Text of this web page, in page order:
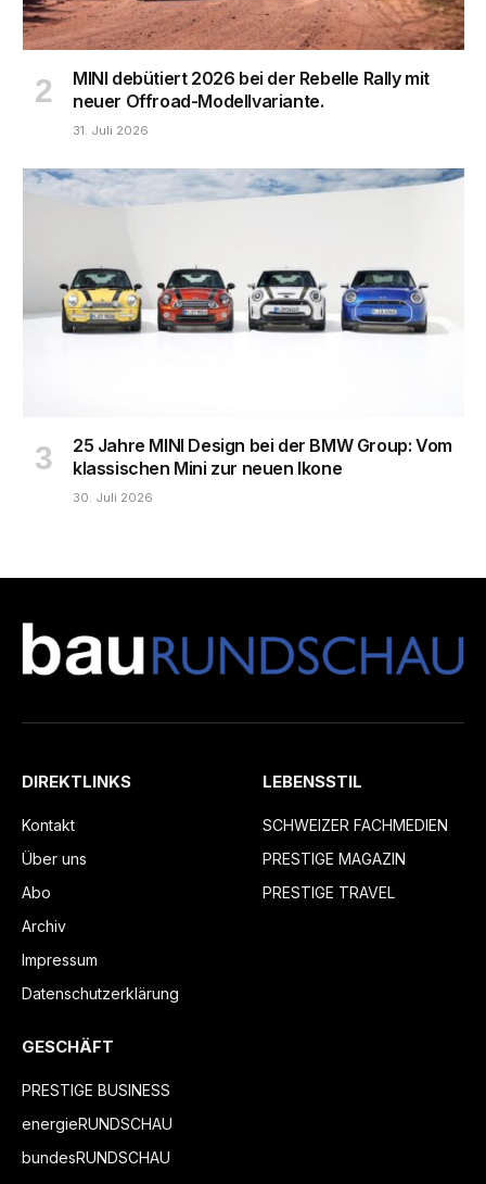
MINI debütiert 2026 bei der Rebelle Rally mit
neuer Offroad-Modellvariante.
31. Juli 2026
25 Jahre MINI Design bei der BMW Group: Vom
klassischen Mini zur neuen Ikone
30. Juli 2026
DIREKTLINKS
Kontakt
Über uns
Abo
Archiv
Impressum
Datenschutzerklärung
LEBENSSTIL
SCHWEIZER FACHMEDIEN
PRESTIGE MAGAZIN
PRESTIGE TRAVEL
GESCHÄFT
PRESTIGE BUSINESS
energieRUNDSCHAU
bundesRUNDSCHAU